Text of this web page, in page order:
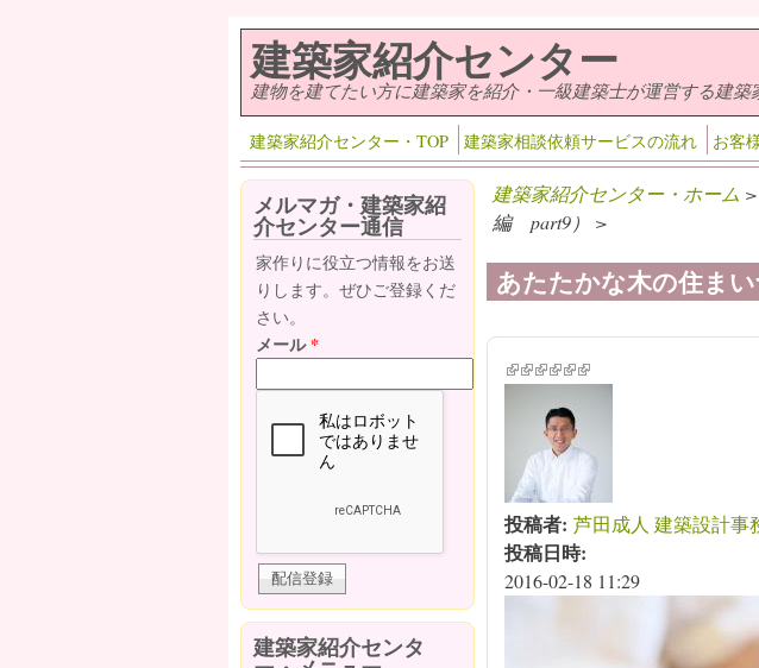
建築家紹介センター
建物を建てたい方に建築家を紹介・一級建築士が運営する建築
建築家紹介センター・TOP 建築家相談依頼サービスの流れ お客
建築家紹介センター・ホーム >
編 part9） >
あたたかな木の住ま
(link is external)
(link is external)
(link is external)
(link is external)
(link is external)
(link is external)
投稿者: 芦田成人 建築設計事
投稿日時:
2016-02-18 11:29
メルマガ・建築家紹
介センター通信
家作りに役立つ情報をお送
りします。ぜひご登録くだ
さい。
メール*
建築家紹介センタ